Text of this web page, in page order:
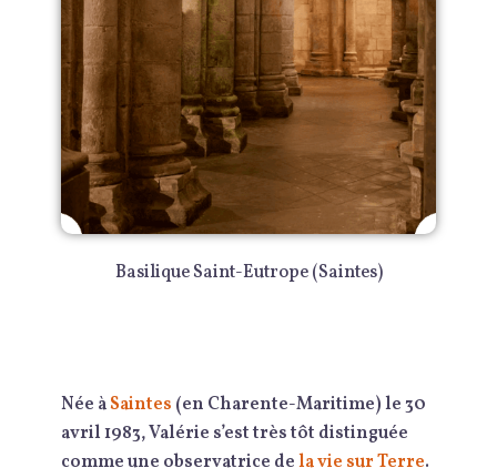
Basilique Saint-Eutrope (Saintes)
Née àSaintes (en Charente-Maritime) le 30
avril 1983, Valérie s’est très tôt distinguée
comme une observatrice dela vie sur Terre.